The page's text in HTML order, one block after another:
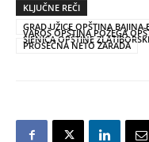
KLJUČNE REČI
GRAD UŽICE OPŠTINA BAJINA
VAROŠ OPŠTINA POŽEGA
SJENICA OPŠTINE
PROSEČNA NETO ZARADA